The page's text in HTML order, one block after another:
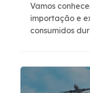
Vamos
importação e
consumidos